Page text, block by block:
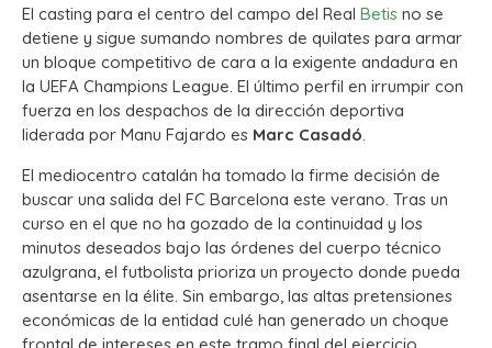
El casting para el centro del campo del Real Betis no se
detiene y sigue sumando nombres de quilates para armar
un bloque competitivo de cara a la exigente andadura en
la UEFA Champions League. El último perfil en irrumpir con
fuerza en los despachos de la dirección deportiva
liderada por Manu Fajardo es Marc Casadó.
El mediocentro catalán ha tomado la firme decisión de
buscar una salida del FC Barcelona este verano. Tras un
curso en el que no ha gozado de la continuidad y los
minutos deseados bajo las órdenes del cuerpo técnico
azulgrana, el futbolista prioriza un proyecto donde pueda
asentarse en la élite. Sin embargo, las altas pretensiones
económicas de la entidad culé han generado un choque